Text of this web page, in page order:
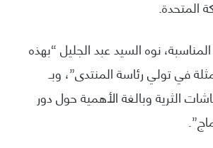
المتحدة.
نوه السيد عبد الجليل “بهذه
في تولي رئاسة المنتدى”، وبـ
الثرية وبالغة الأهمية حول دور